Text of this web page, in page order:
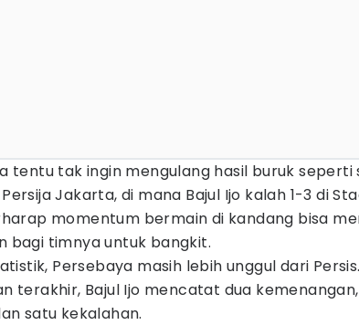
tentu tak ingin mengulang hasil buruk seperti
Jakarta, di mana Bajul Ijo kalah 1-3 di
momentum bermain di kandang bisa
bagi timnya untuk bangkit.
Persebaya masih lebih unggul dari
terakhir, Bajul Ijo mencatat dua
satu kekalahan.